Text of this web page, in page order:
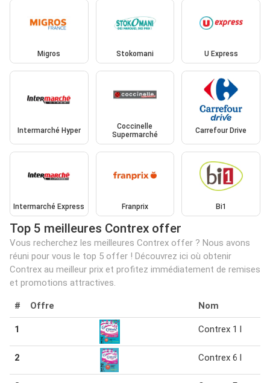
Migros Stokomani U Express
Intermarché Hyper
Coccinelle
Supermarché
Carrefour Drive
Intermarché Express Franprix Bi1
Top 5 meilleures Contrex offer
Vous recherchez les meilleures Contrex offer ? Nous avons
réuni pour vous le top 5 offer ! Découvrez ici où obtenir
Contrex au meilleur prix et profitez immédiatement de remises
et promotions attractives.
# Offre Nom
1 Contrex 1 l
2 Contrex 6 l